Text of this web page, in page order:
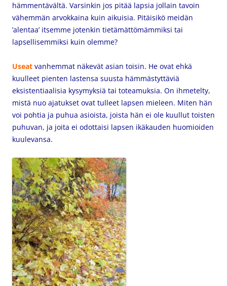
hämmentävältä. Varsinkin jos pitää lapsia jollain tavoin
vähemmän arvokkaina kuin aikuisia. Pitäisikö meidän
’alentaa’ itsemme jotenkin tietämättömämmiksi tai
lapsellisemmiksi kuin olemme?
Useat vanhemmat näkevät asian toisin. He ovat ehkä
kuulleet pienten lastensa suusta hämmästyttäviä
eksistentiaalisia kysymyksiä tai toteamuksia. On ihmetelty,
mistä nuo ajatukset ovat tulleet lapsen mieleen. Miten hän
voi pohtia ja puhua asioista, joista hän ei ole kuullut toisten
puhuvan, ja joita ei odottaisi lapsen ikäkauden huomioiden
kuulevansa.